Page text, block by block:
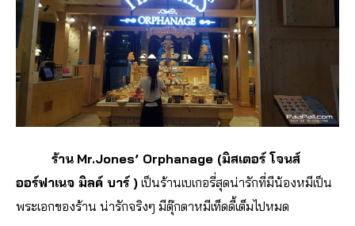
ร้าน Mr.Jones’ Orphanage (มิสเตอร์ โจนส์
ออร์ฟาเนจ มิลค์ บาร์ ) เป็นร้านเบเกอรี่สุดน่ารักที่มีน้องหมีเป็น
พระเอกของร้าน น่ารักจริงๆ มีตุ๊กตาหมีเท็ดดี้เต็มไปหมด